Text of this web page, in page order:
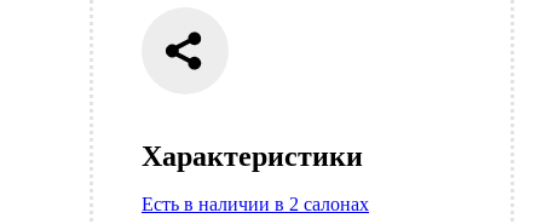
Характеристики
Есть в наличии в 2 салонах